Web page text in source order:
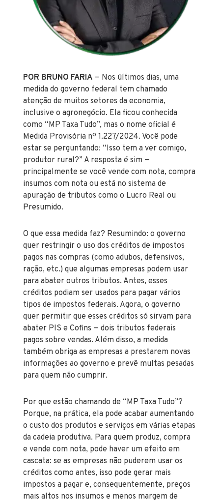
POR BRUNO FARIA — Nos últimos dias, uma
medida do governo federal tem chamado
atenção de muitos setores da economia,
inclusive o agronegócio. Ela ficou conhecida
como “MP Taxa Tudo”, mas o nome oficial é
Medida Provisória nº 1.227/2024. Você pode
estar se perguntando: “Isso tem a ver comigo,
produtor rural?” A resposta é sim —
principalmente se você vende com nota, compra
insumos com nota ou está no sistema de
apuração de tributos como o Lucro Real ou
Presumido.
O que essa medida faz? Resumindo: o governo
quer restringir o uso dos créditos de impostos
pagos nas compras (como adubos, defensivos,
ração, etc.) que algumas empresas podem usar
para abater outros tributos. Antes, esses
créditos podiam ser usados para pagar vários
tipos de impostos federais. Agora, o governo
quer permitir que esses créditos só sirvam para
abater PIS e Cofins — dois tributos federais
pagos sobre vendas. Além disso, a medida
também obriga as empresas a prestarem novas
informações ao governo e prevê multas pesadas
para quem não cumprir.
Por que estão chamando de “MP Taxa Tudo”?
Porque, na prática, ela pode acabar aumentando
o custo dos produtos e serviços em várias etapas
da cadeia produtiva. Para quem produz, compra
e vende com nota, pode haver um efeito em
cascata: se as empresas não puderem usar os
créditos como antes, isso pode gerar mais
impostos a pagar e, consequentemente, preços
mais altos nos insumos e menos margem de